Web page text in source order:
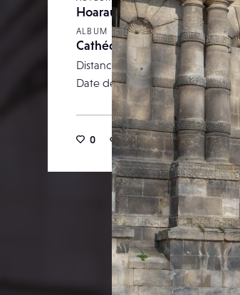
Hoarau
ALBUM
Cathédrale
Distance focale
Date de publication
0 9 0